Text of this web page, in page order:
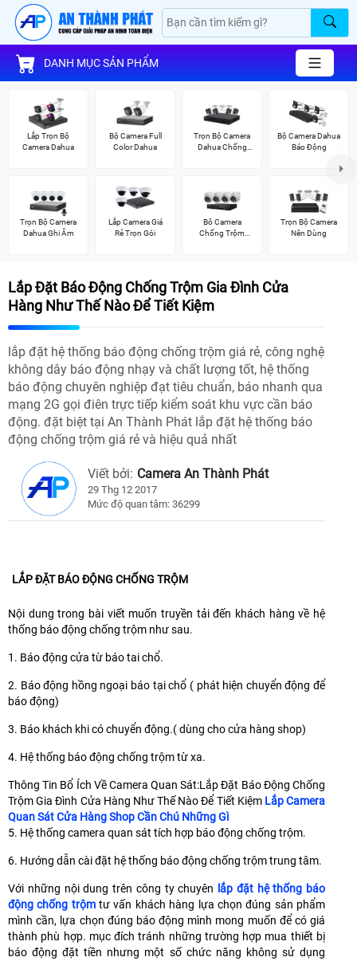
DANH MỤC SẢN PHẨM
Lắp Trọn Bộ
Camera Dahua
Bộ Camera Full
Color Dahua
Trọn Bộ Camera
Dahua Chống
Bộ Camera Dahua
Báo Động
Trọn Bộ Camera
Dahua Ghi Âm
Lắp Camera Giá
Rẻ Trọn Gói
Bô Camera
Chống Trộm
Trọn Bộ Camera
Nên Dùng
Lắp Đặt Báo Động Chống Trộm Gia Đình Cửa
Hàng Như Thế Nào Để Tiết Kiệm
lắp đặt hệ thống báo động chống trộm giá rẻ, công nghệ
không dây báo động nhạy và chất lượng tốt, hệ thống
báo động chuyên nghiệp đạt tiêu chuẩn, báo nhanh qua
mạng 2G gọi điên trực tiếp kiểm soát khu vực cần báo
động. đặt biệt tại An Thành Phát lắp đặt hệ thống báo
động chống trộm giá rẻ và hiệu quả nhất
Viết bởi: Camera An Thành Phát
29 Thg 12 2017
Mức độ quan tâm: 36299
LẮP ĐẶT BÁO ĐỘNG CHỐNG TRỘM
Nội dung trong bài viết muốn truyền tải đến khách hàng về hệ
thống báo động chống trộm như sau.
1. Báo động cửa từ báo tai chổ.
2. Báo động hồng ngoại báo tại chổ ( phát hiện chuyển động để
báo động)
3. Báo khách khi có chuyển động.( dùng cho cửa hàng shop)
4. Hệ thống báo động chống trộm từ xa.
Thông Tin Bổ Ích Về Camera Quan Sát:Lắp Đặt Báo Động Chống
Trộm Gia Đình Cửa Hàng Như Thế Nào Để Tiết Kiệm Lắp Camera
Quan Sát Cửa Hàng Shop Cần Chú Những Gì
5. Hệ thống camera quan sát tích hợp báo động chống trộm.
6. Hướng dẫn cài đặt hệ thống báo động chống trộm trung tâm.
Với những nội dung trên công ty chuyên lắp đặt hệ thống báo
động chống trộmtư vấn khách hàng lựa chọn đúng sản phẩm
mình cần, lựa chọn đúng báo động mình mong muốn để có giá
thành phù hợp. mục đích tránh những trường hợp mua thiết bị
báo động đặt tiền nhưng một số chức năng không sử dụng